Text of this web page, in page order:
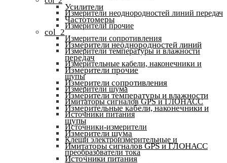
Измерители неоднородностей линий передач
Измерители прочие
Измерители сопротивления
Измерители температуры и влажности
Измерительные кабели, наконечники и
щупы
Измерители шума
Имитаторы сигналов GPS и ГЛОНАСС
Источники питания
Источники-измерители
Клещи электроизмерительные и
преобразователи тока
Усилители
Частотомеры
col_2
Измерители неоднородностей линий
передач
Измерители прочие
Измерители сопротивления
Измерители температуры и влажности
Измерительные кабели, наконечники и
щупы
Измерители шума
Имитаторы сигналов GPS и ГЛОНАСС
Источники питания